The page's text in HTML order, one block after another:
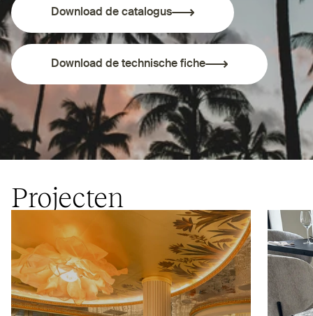
Download de catalogus
Download de technische fiche
Projecten